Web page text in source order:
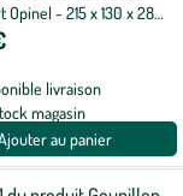
Opinel - 215 x 130 x 28
livraison
magasin
au panier